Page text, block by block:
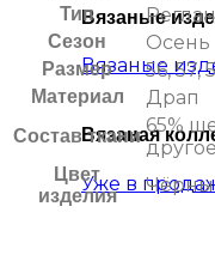
Вязаные
Вязаные
Вязаная
Уже в
Тип Реглан
Сезон Осень
Размер 56, 57,
Материал Драп
Состав ткани 65%
Цвет
изделия